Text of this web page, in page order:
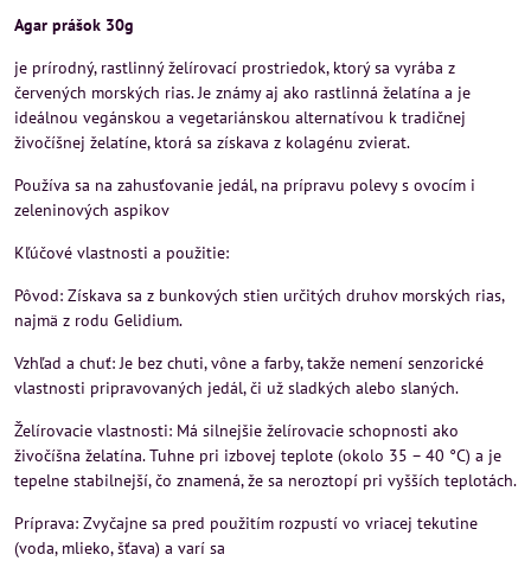
Agar prášok 30g
je prírodný, rastlinný želírovací prostriedok, ktorý sa vyrába z
červených morských rias. Je známy aj ako rastlinná želatína a je
ideálnou vegánskou a vegetariánskou alternatívou k tradičnej
živočíšnej želatíne, ktorá sa získava z kolagénu zvierat.
Používa sa na zahusťovanie jedál, na prípravu polevy s ovocím i
zeleninových aspikov
Kľúčové vlastnosti a použitie:
Pôvod: Získava sa z bunkových stien určitých druhov morských rias,
najmä z rodu Gelidium.
Vzhľad a chuť: Je bez chuti, vône a farby, takže nemení senzorické
vlastnosti pripravovaných jedál, či už sladkých alebo slaných.
Želírovacie vlastnosti: Má silnejšie želírovacie schopnosti ako
živočíšna želatína. Tuhne pri izbovej teplote (okolo 35 – 40 °C) a je
tepelne stabilnejší, čo znamená, že sa neroztopí pri vyšších teplotách.
Príprava: Zvyčajne sa pred použitím rozpustí vo vriacej tekutine
(voda, mlieko, šťava) a varí sa